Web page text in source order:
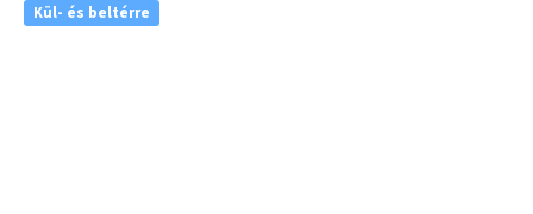
Kül- és beltérre